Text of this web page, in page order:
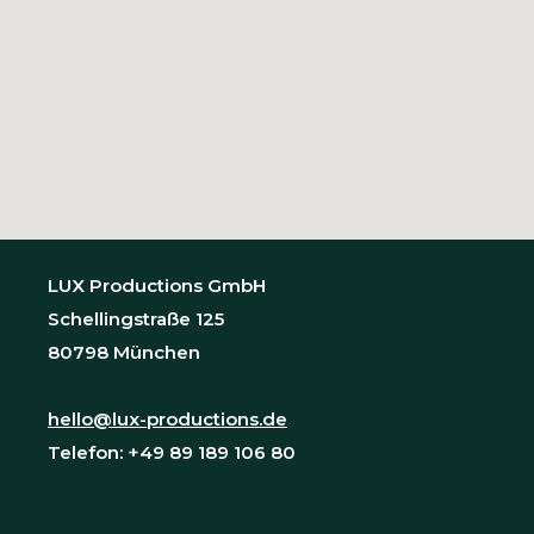
LUX Productions GmbH
Schellingstraße 125
80798 München
hello@lux-productions.de
Telefon: +49 89 189 106 80